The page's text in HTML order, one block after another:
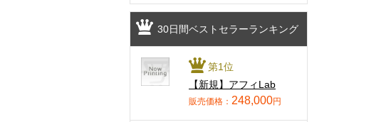
30日間ベストセラーランキング
第1位
【新規】アフィLab
販売価格： 248,000円